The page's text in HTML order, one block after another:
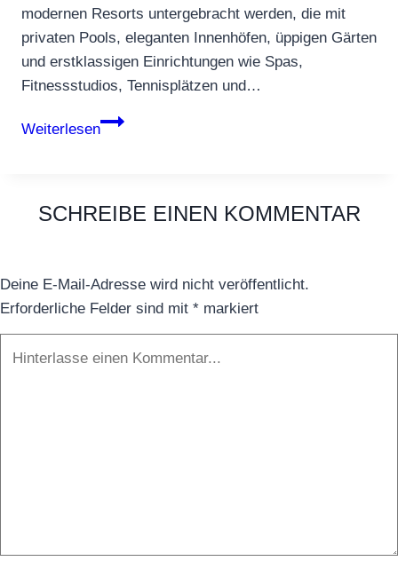
modernen Resorts untergebracht werden, die mit
privaten Pools, eleganten Innenhöfen, üppigen Gärten
und erstklassigen Einrichtungen wie Spas,
Fitnessstudios, Tennisplätzen und…
Weiterlesen
Die
Marrakkesch
SCHREIBE EINEN KOMMENTAR
Deine E-Mail-Adresse wird nicht veröffentlicht.
Erforderliche Felder sind mit * markiert